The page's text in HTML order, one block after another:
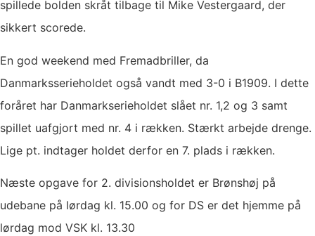
spillede bolden skråt tilbage til Mike Vestergaard, der
sikkert scorede.
En god weekend med Fremadbriller, da
Danmarksserieholdet også vandt med 3-0 i B1909. I dette
foråret har Danmarkserieholdet slået nr. 1,2 og 3 samt
spillet uafgjort med nr. 4 i rækken. Stærkt arbejde drenge.
Lige pt. indtager holdet derfor en 7. plads i rækken.
Næste opgave for 2. divisionsholdet er Brønshøj på
udebane på lørdag kl. 15.00 og for DS er det hjemme på
lørdag mod VSK kl. 13.30